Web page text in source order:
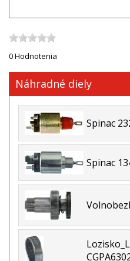
0 Hodnotenia
Náhradné diely
Spinac
Spinac